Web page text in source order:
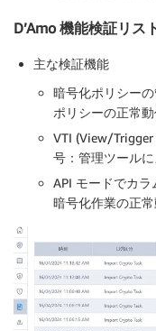
D’Amo 機能検証リス
主な検証機能
暗号化ポリシー
ポリシーの正常
VTI (View/
号：管理ツール
API モードでカ
暗号化作業の正